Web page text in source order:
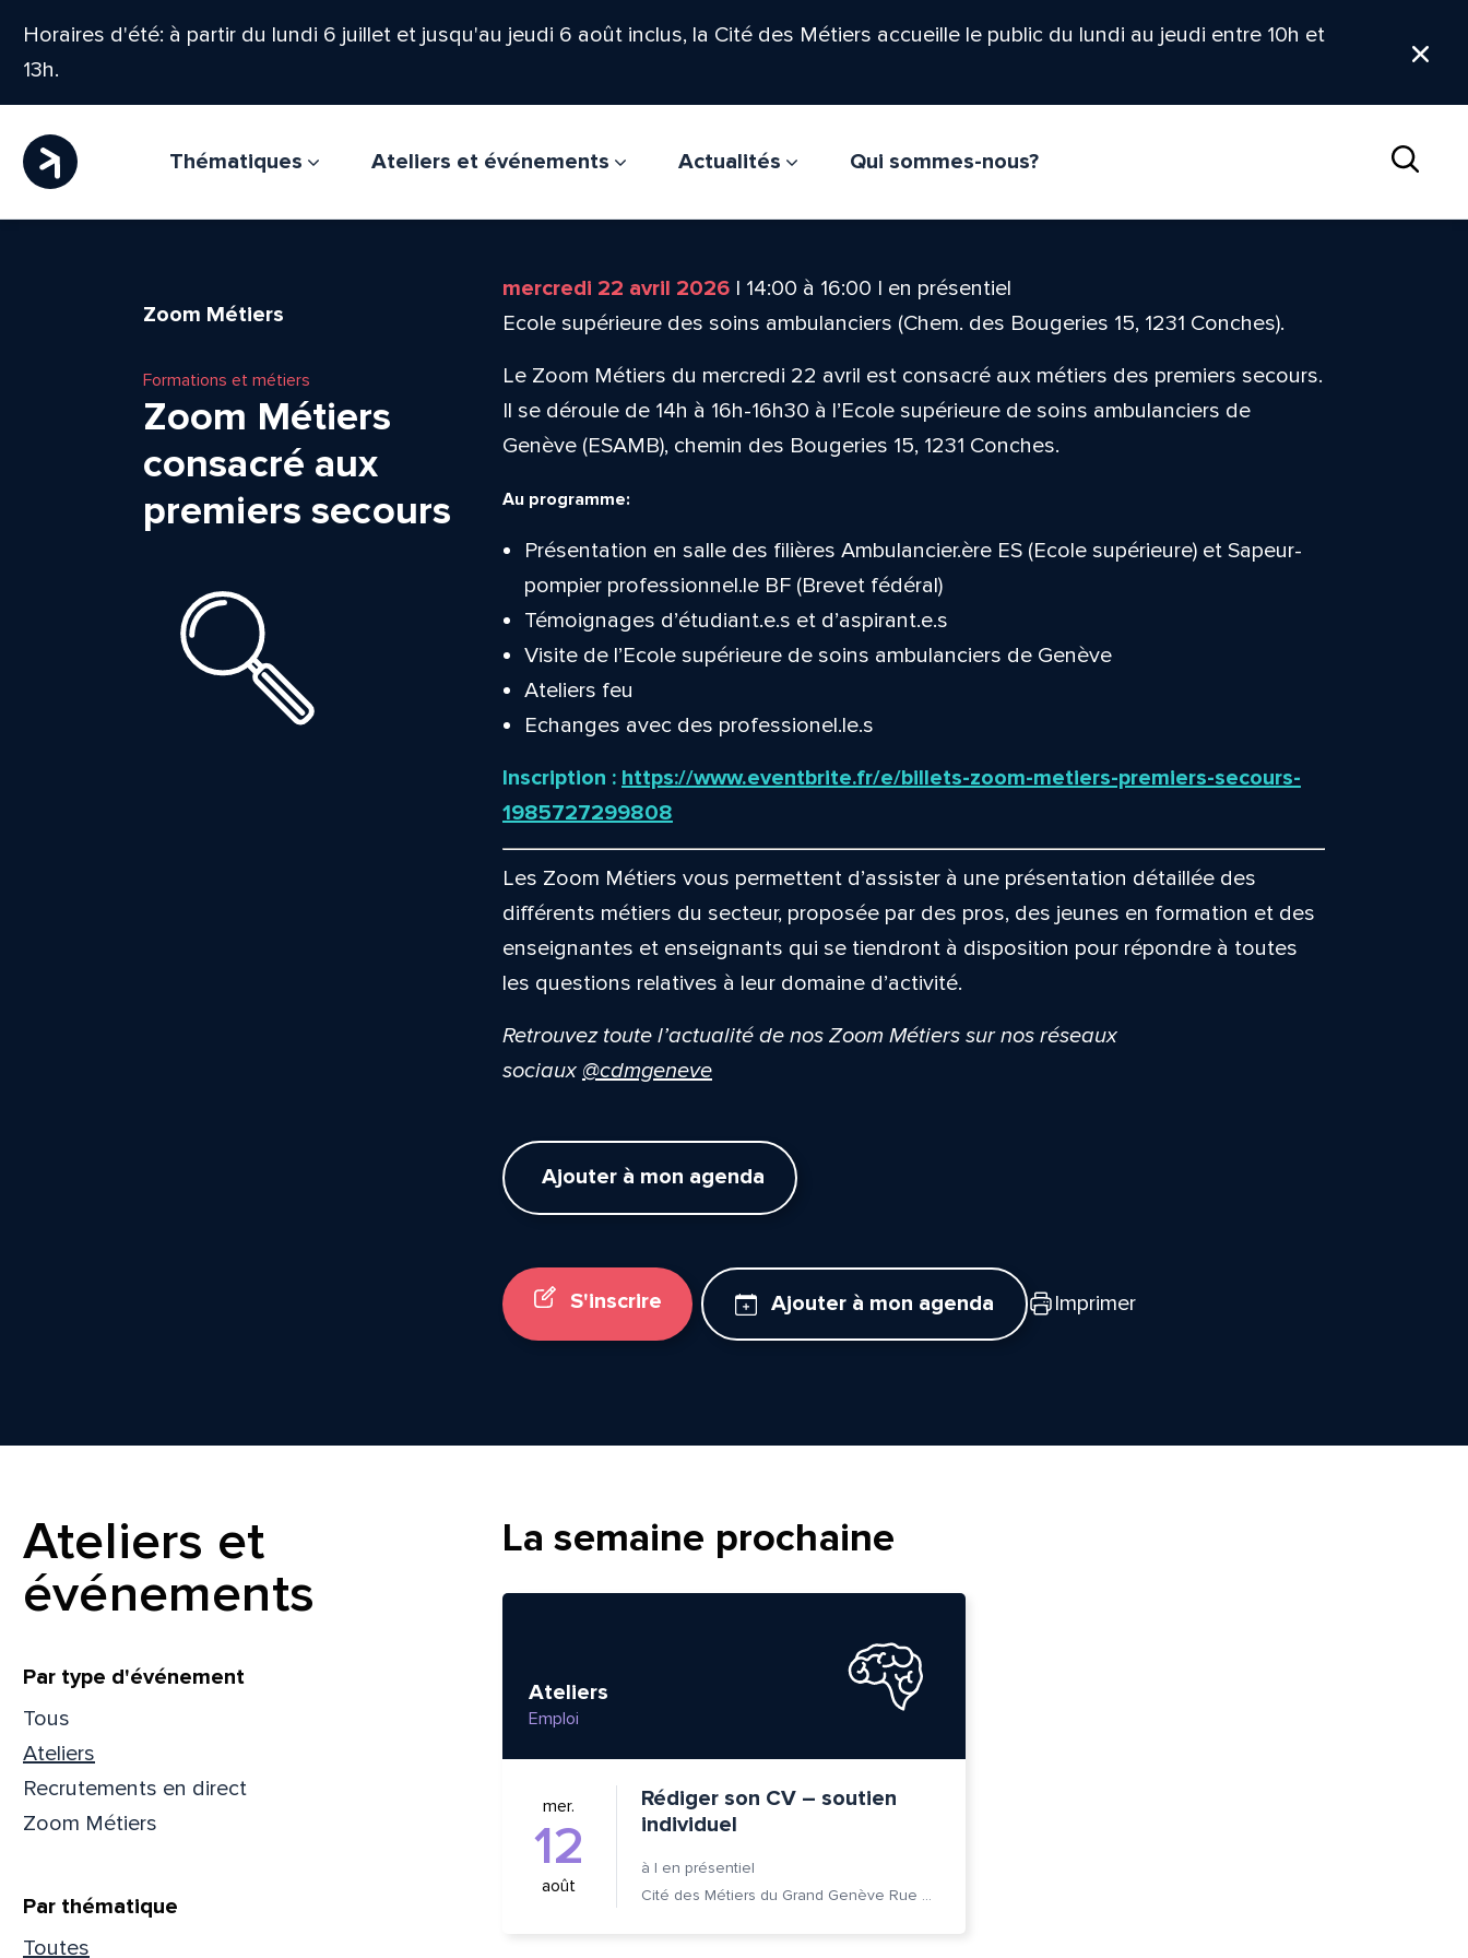
Horaires d'été: à partir du lundi 6 juillet et jusqu'au jeudi 6 août inclus, la Cité des Métiers accueille le public du lundi au jeudi entre 10h et
13h.
Thématiques Ateliers et événements Actualités
Qui sommes-nous?
Zoom Métiers
Formations et métiers
Zoom Métiers
consacré aux
premiers secours
mercredi 22 avril 2026| 14:00 à 16:00 | en présentiel
Ecole supérieure des soins ambulanciers (Chem. des Bougeries 15, 1231 Conches).
Le Zoom Métiers du mercredi 22 avril est consacré aux métiers des premiers secours.
Il se déroule de 14h à 16h-16h30 à l’Ecole supérieure de soins ambulanciers de
Genève (ESAMB), chemin des Bougeries 15, 1231 Conches.
Au programme:
Présentation en salle des filières Ambulancier.ère ES (Ecole supérieure) et Sapeur-
pompier professionnel.le BF (Brevet fédéral)
Témoignages d’étudiant.e.s et d’aspirant.e.s
Visite de l’Ecole supérieure de soins ambulanciers de Genève
Ateliers feu
Echanges avec des professionel.le.s
Inscription : https://www.eventbrite.fr/e/billets-zoom-metiers-premiers-secours-
1985727299808
Les Zoom Métiers vous permettent d’assister à une présentation détaillée des
différents métiers du secteur, proposée par des pros, des jeunes en formation et des
enseignantes et enseignants qui se tiendront à disposition pour répondre à toutes
les questions relatives à leur domaine d’activité.
Retrouvez toute l’actualité de nos Zoom Métiers sur nos réseaux
sociaux @cdmgeneve
Ajouter à mon agenda
S'inscrire Ajouter à mon agenda Imprimer
Ateliers et
événements
Filtrer
Par type d'événement
Tous
Ateliers
Recrutements en direct
Zoom Métiers
Par thématique
Toutes
La semaine prochaine
Ateliers
Emploi
mer.
12
août
Rédiger son CV – soutien
individuel
à | en présentiel
Cité des Métiers du Grand Genève Rue Prévost-Martin 6 1205 Genève
Quelle est la pertinence de cette